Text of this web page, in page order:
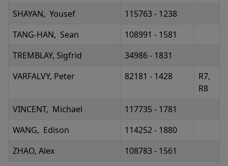
SHAYAN, Yousef
115763 - 1238
TANG-HAN, Sean
108991 - 1581
TREMBLAY, Sigfrid
34986 - 1831
VARFALVY, Peter
82181 - 1428
R7,
R8
VINCENT, Michael
117735 - 1781
WANG, Edison
114252 - 1880
ZHAO, Alex
108783 - 1561